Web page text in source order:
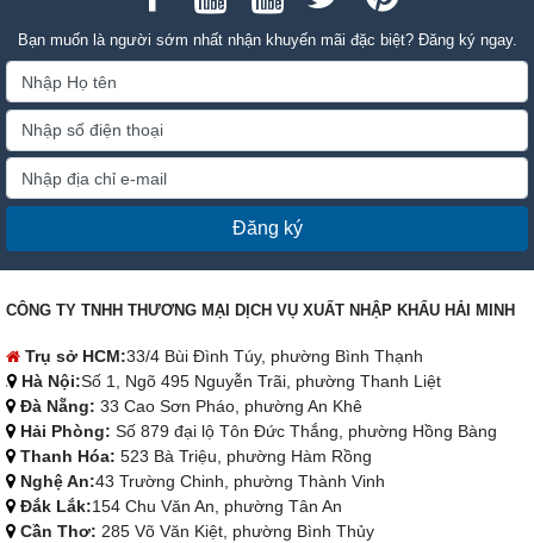
Bạn muốn là người sớm nhất nhận khuyến mãi đặc biệt? Đăng ký ngay.
Đăng ký
CÔNG TY TNHH THƯƠNG MẠI DỊCH VỤ XUẤT NHẬP KHẨU HẢI MINH
Trụ sở HCM:33/4 Bùi Đình Túy, phường Bình Thạnh
Hà Nội:Số 1, Ngõ 495 Nguyễn Trãi, phường Thanh Liệt
Đà Nẵng: 33 Cao Sơn Pháo, phường An Khê
Hải Phòng: Số 879 đại lộ Tôn Đức Thắng, phường Hồng Bàng
Thanh Hóa: 523 Bà Triệu, phường Hàm Rồng
Nghệ An:43 Trường Chinh, phường Thành Vinh
Đắk Lắk:154 Chu Văn An, phường Tân An
Cần Thơ: 285 Võ Văn Kiệt, phường Bình Thủy